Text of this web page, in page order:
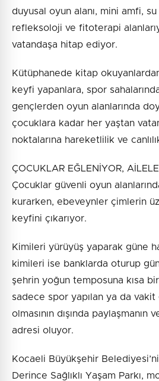
duyusal oyun alanı, mini amfi,
refleksoloji ve fitoterapi
vatandaşa hitap ediyor.
Kütüphanede kitap
keyfi yapanlara, spor
gençlerden oyun alanlarında
çocuklara kadar her yaştan
noktalarına hareketlilik ve
ÇOCUKLAR EĞLENİYOR,
Çocuklar güvenli oyun
kurarken, ebeveynler çimlerin
keyfini çıkarıyor.
Kimileri yürüyüş yaparak güne
kimileri ise banklarda oturup gün
şehrin yoğun temposuna kısa
sadece spor yapılan ya da
olmasının dışında paylaşmanın
adresi oluyor.
Kocaeli Büyükşehir
Derince Sağlıklı Yaşam Parkı,